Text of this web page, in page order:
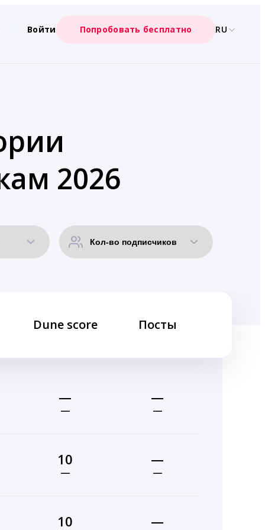
Войти Попробовать бесплатно RU
2026
Dune score Посты
—
—
—
—
10
—
—
—
10 —